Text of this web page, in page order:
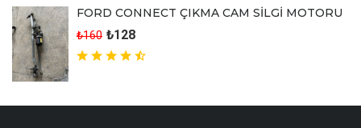
FORD CONNECT ÇIKMA CAM SİLGİ MOTORU
₺160 ₺128